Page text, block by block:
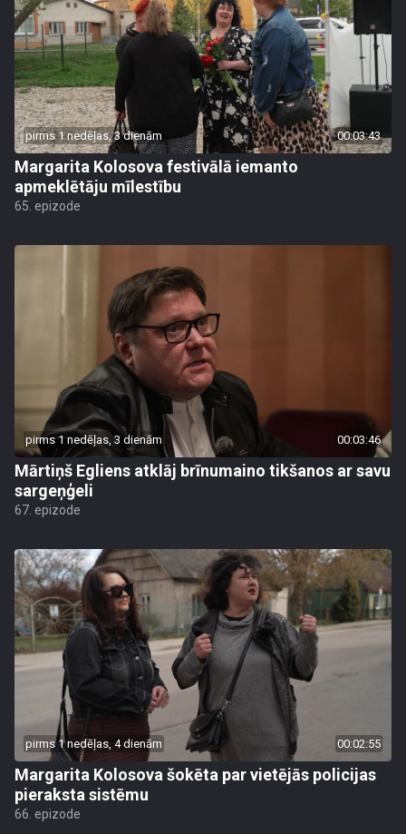
pirms 1 nedēļas, 3 dienām 00:03:43
Margarita Kolosova festivālā iemanto
apmeklētāju mīlestību
65. epizode
pirms 1 nedēļas, 3 dienām 00:03:46
Mārtiņš Egliens atklāj brīnumaino tikšanos ar savu
sargeņģeli
67. epizode
pirms 1 nedēļas, 4 dienām 00:02:55
Margarita Kolosova šokēta par vietējās policijas
pieraksta sistēmu
66. epizode